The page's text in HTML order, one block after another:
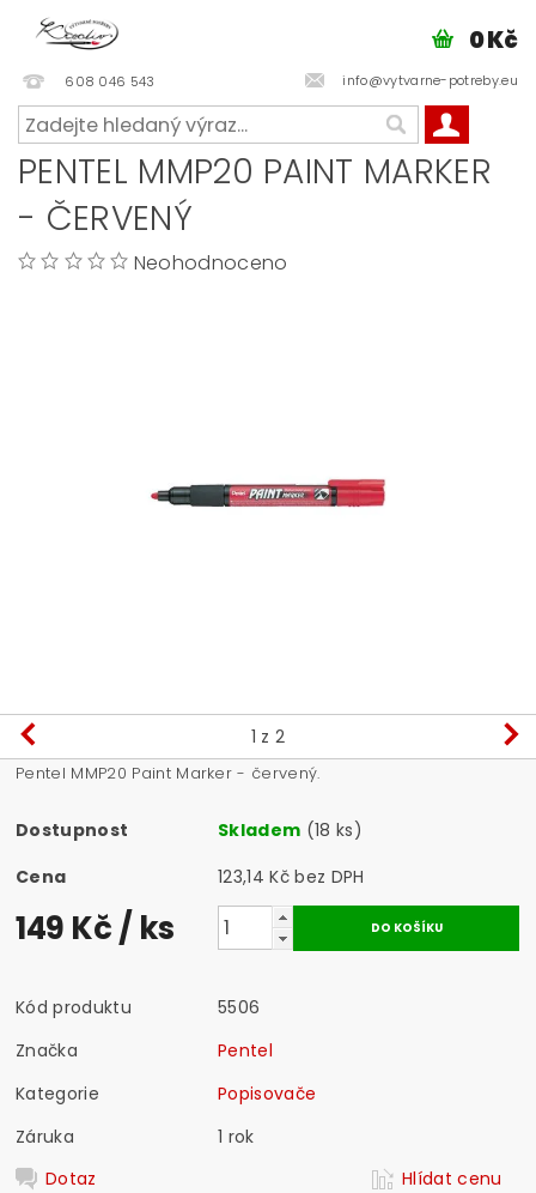
608 046 543 info@vytvarne-potreby.eu
0 Kč
PENTEL MMP20 PAINT MARKER
- ČERVENÝ
Neohodnoceno
1 z 2
Pentel MMP20 Paint Marker - červený.
Dostupnost Skladem (18 ks)
Cena
123,14 Kč bez DPH
149 Kč/ ks
Kód produktu
5506
Značka
Pentel
Kategorie
Popisovače
Záruka
1 rok
Dotaz
Hlídat cenu